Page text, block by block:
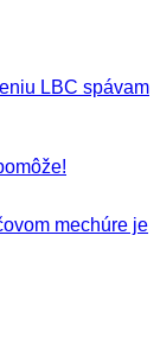
LBC spávam
mechúre je